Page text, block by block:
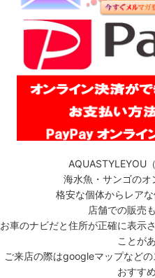
AQUASTYLEYOU
海水魚・サンゴの
格安な個体からレアな
店舗での販売
お車のナビだと住所が正確に表示
ことが
ご来店の際はgoogleマップなど
おすす